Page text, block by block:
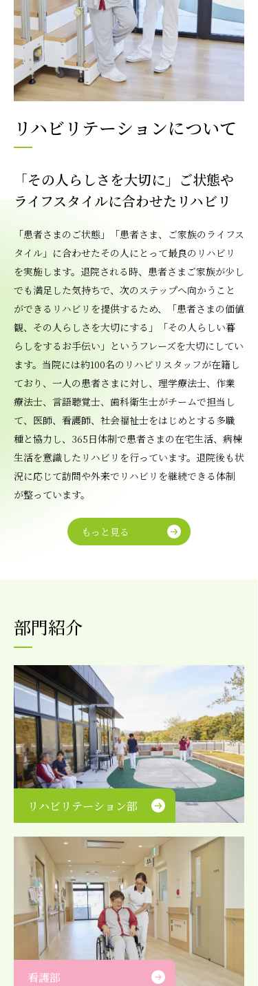
リハビリテーションについて
「その人らしさを大切に」ご状態や
ライフスタイルに合わせたリハビリ
「患者さまのご状態」「患者さま、ご家族のライフス
タイル」に合わせたその人にとって最良のリハビリ
を実施します。退院される時、患者さまご家族が少し
でも満足した気持ちで、次のステップへ向かうこと
ができるリハビリを提供するため、「患者さまの価値
観、その人らしさを大切にする」「その人らしい暮
らしをするお手伝い」というフレーズを大切にしてい
ます。当院には約100名のリハビリスタッフが在籍し
ており、一人の患者さまに対し、理学療法士、作業
療法士、言語聴覚士、歯科衛生士がチームで担当し
て、医師、看護師、社会福祉士をはじめとする多職
種と協力し、365日体制で患者さまの在宅生活、病棟
生活を意識したリハビリを行っています。退院後も状
況に応じて訪問や外来でリハビリを継続できる体制
が整っています。
もっと見る
部門紹介
リハビリテーション部
看護部